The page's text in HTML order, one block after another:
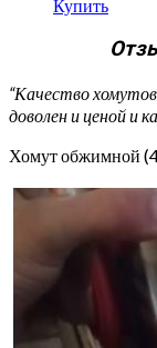
Купить
“Качество
доволен и ценой и
Хомут обжимной